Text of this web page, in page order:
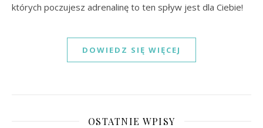
których poczujesz adrenalinę to ten spływ jest dla Ciebie!
DOWIEDZ SIĘ WIĘCEJ
OSTATNIE WPISY